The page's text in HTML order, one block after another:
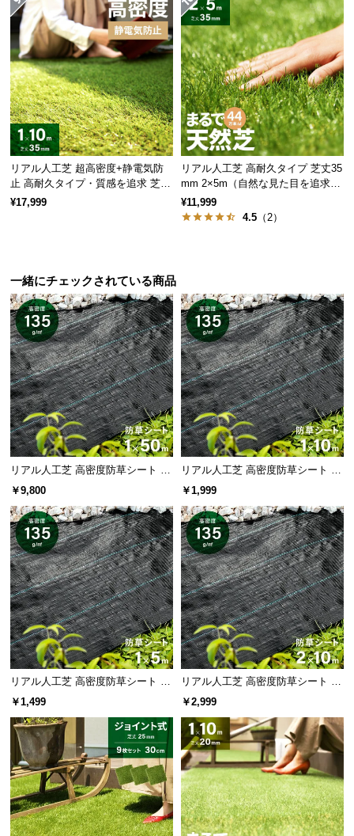
知
ら
せ
ブ
ロ
o.,
広げて敷くだけの簡単設置
ので、女性でも簡単です。
敷きたい場所に合わせて自由にカット
ハサミやカッターで簡単にカットできるので、敷き
たい場所に合わせてぴったり敷くことができます。
リアル人工芝 超高密度+静電気防
止 高耐久タイプ・質感を追求 芝丈
35mm 1×10m
¥17,999
リアル人工芝 高耐久タイプ 芝丈35
mm 2×5m（自然な見た目を追求・
U字ピン付属）
¥11,999
4.5 （2）
一緒にチェックされている商品
リアル人工芝 高密度防草シート 1×
50m
￥9,800
リアル人工芝 高密度防草シート 1×
10m
￥1,999
リアル人工芝 高密度防草シート 1×
5m
￥1,499
リアル人工芝 高密度防草シート 2×
10m
￥2,999